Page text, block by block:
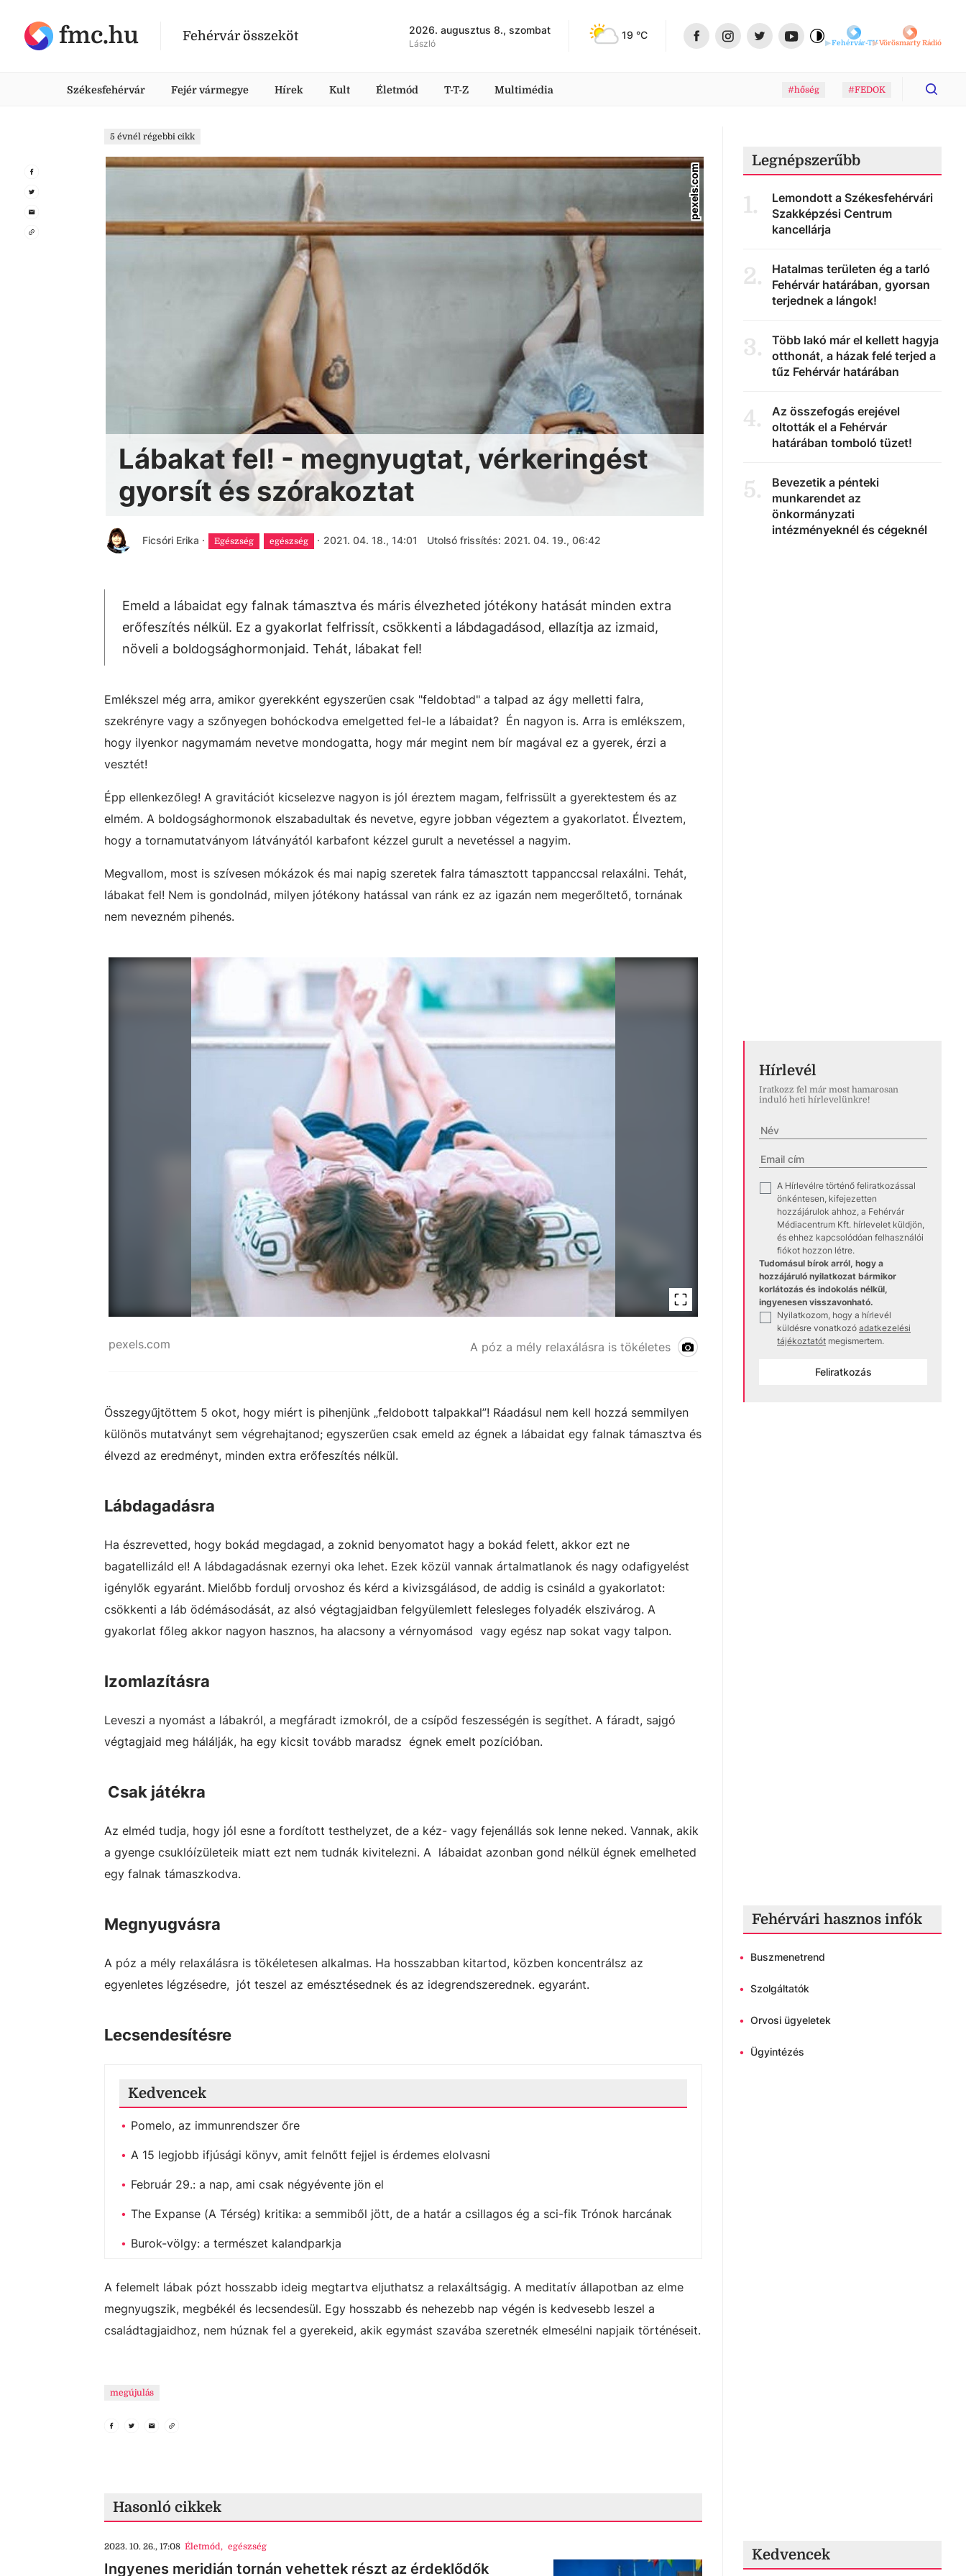
fmc.hu Fehérvár összeköt 2026. augusztus 8., szombat
László
19 °C
Fehérvár-TVVörösmarty Rádió
Székesfehérvár Fejér vármegye Hírek Kult Életmód T-T-Z Multimédia #hőség #FEDOK
5 évnél régebbi cikk
pexels.com
Lábakat fel! - megnyugtat, vérkeringést
gyorsít és szórakoztat
Ficsóri Erika · Egészség egészség · 2021. 04. 18., 14:01 Utolsó frissítés: 2021. 04. 19., 06:42
Emeld a lábaidat egy falnak támasztva és máris élvezheted jótékony hatását minden extra
erőfeszítés nélkül. Ez a gyakorlat felfrissít, csökkenti a lábdagadásod, ellazítja az izmaid,
növeli a boldogsághormonjaid. Tehát, lábakat fel!
Emlékszel még arra, amikor gyerekként egyszerűen csak "feldobtad" a talpad az ágy melletti falra,
szekrényre vagy a szőnyegen bohóckodva emelgetted fel-le a lábaidat? Én nagyon is. Arra is emlékszem,
hogy ilyenkor nagymamám nevetve mondogatta, hogy már megint nem bír magával ez a gyerek, érzi a
vesztét!
Épp ellenkezőleg! A gravitációt kicselezve nagyon is jól éreztem magam, felfrissült a gyerektestem és az
elmém. A boldogsághormonok elszabadultak és nevetve, egyre jobban végeztem a gyakorlatot. Élveztem,
hogy a tornamutatványom látványától karbafont kézzel gurult a nevetéssel a nagyim.
Megvallom, most is szívesen mókázok és mai napig szeretek falra támasztott tappanccsal relaxálni. Tehát,
lábakat fel! Nem is gondolnád, milyen jótékony hatással van ránk ez az igazán nem megerőltető, tornának
nem nevezném pihenés.
pexels.com A póz a mély relaxálásra is tökéletes
Összegyűjtöttem 5 okot, hogy miért is pihenjünk „feldobott talpakkal”! Ráadásul nem kell hozzá semmilyen
különös mutatványt sem végrehajtanod; egyszerűen csak emeld az égnek a lábaidat egy falnak támasztva és
élvezd az eredményt, minden extra erőfeszítés nélkül.
Lábdagadásra
Ha észrevetted, hogy bokád megdagad, a zoknid benyomatot hagy a bokád felett, akkor ezt ne
bagatellizáld el! A lábdagadásnak ezernyi oka lehet. Ezek közül vannak ártalmatlanok és nagy odafigyelést
igénylők egyaránt. Mielőbb fordulj orvoshoz és kérd a kivizsgálásod, de addig is csináld a gyakorlatot:
csökkenti a láb ödémásodását, az alsó végtagjaidban felgyülemlett felesleges folyadék elszivárog. A
gyakorlat főleg akkor nagyon hasznos, ha alacsony a vérnyomásod vagy egész nap sokat vagy talpon.
Izomlazításra
Leveszi a nyomást a lábakról, a megfáradt izmokról, de a csípőd feszességén is segíthet. A fáradt, sajgó
végtagjaid meg hálálják, ha egy kicsit tovább maradsz égnek emelt pozícióban.
Csak játékra
Az elméd tudja, hogy jól esne a fordított testhelyzet, de a kéz- vagy fejenállás sok lenne neked. Vannak, akik
a gyenge csuklóízületeik miatt ezt nem tudnák kivitelezni. A lábaidat azonban gond nélkül égnek emelheted
egy falnak támaszkodva.
Megnyugvásra
A póz a mély relaxálásra is tökéletesen alkalmas. Ha hosszabban kitartod, közben koncentrálsz az
egyenletes légzésedre, jót teszel az emésztésednek és az idegrendszerednek. egyaránt.
Lecsendesítésre
Kedvencek
Pomelo, az immunrendszer őre
A 15 legjobb ifjúsági könyv, amit felnőtt fejjel is érdemes elolvasni
Február 29.: a nap, ami csak négyévente jön el
The Expanse (A Térség) kritika: a semmiből jött, de a határ a csillagos ég a sci-fik Trónok harcának
Burok-völgy: a természet kalandparkja
A felemelt lábak pózt hosszabb ideig megtartva eljuthatsz a relaxáltságig. A meditatív állapotban az elme
megnyugszik, megbékél és lecsendesül. Egy hosszabb és nehezebb nap végén is kedvesebb leszel a
családtagjaidhoz, nem húznak fel a gyerekeid, akik egymást szavába szeretnék elmesélni napjaik történéseit.
megújulás
Hasonló cikkek
2023. 10. 26., 17:08 Életmód, egészség
Ingyenes meridián tornán vehettek részt az érdeklődők
Legnépszerűbb
1.
Lemondott a Székesfehérvári
Szakképzési Centrum
kancellárja
2.
Hatalmas területen ég a tarló
Fehérvár határában, gyorsan
terjednek a lángok!
3.
Több lakó már el kellett hagyja
otthonát, a házak felé terjed a
tűz Fehérvár határában
4.
Az összefogás erejével
oltották el a Fehérvár
határában tomboló tüzet!
5.
Bevezetik a pénteki
munkarendet az
önkormányzati
intézményeknél és cégeknél
Hírlevél
Iratkozz fel már most hamarosan
induló heti hírlevelünkre!
A Hírlevélre történő feliratkozással
önkéntesen, kifejezetten
hozzájárulok ahhoz, a Fehérvár
Médiacentrum Kft. hírlevelet küldjön,
és ehhez kapcsolódóan felhasználói
fiókot hozzon létre.
Tudomásul bírok arról, hogy a
hozzájáruló nyilatkozat bármikor
korlátozás és indokolás nélkül,
ingyenesen visszavonható.
Nyilatkozom, hogy a hírlevél
küldésre vonatkozó adatkezelési
tájékoztatót megismertem.
Feliratkozás
Fehérvári hasznos infók
• Buszmenetrend
• Szolgáltatók
• Orvosi ügyeletek
• Ügyintézés
Kedvencek